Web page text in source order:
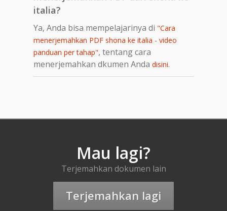
italia?
Ya, Anda bisa mempelajarinya di "Cara
menerjemahkan PDF shona ke italia - video
panduan per tahap", tentang cara
menerjemahkan dkumen Anda disini.
Mau lagi?
Terjemahkan dokumen lain
Terjemahkan lagi